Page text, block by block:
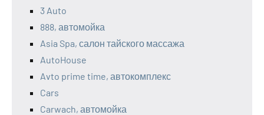
3 Auto
888, автомойка
Asia Spa, салон тайского массажа
AutoHouse
Avto prime time, автокомплекс
Cars
Carwach, автомойка